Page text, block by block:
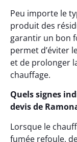
Peu importe le
produit des
garantir un bon
permet d’éviter
et de prolonger
chauffage.
Quels signes
devis de
Lorsque le
fumée refoule,